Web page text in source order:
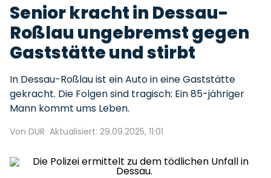
Senior kracht in Dessau-
Roßlau ungebremst gegen
Gaststätte und stirbt
In Dessau-Roßlau ist ein Auto in eine Gaststätte
gekracht. Die Folgen sind tragisch: Ein 85-jähriger
Mann kommt ums Leben.
Von DUR Aktualisiert: 29.09.2025, 11:01